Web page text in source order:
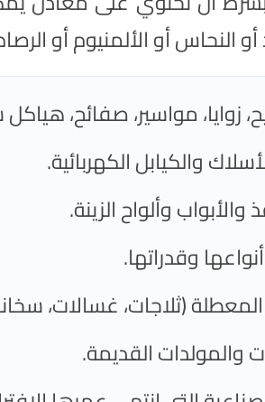
النحاس أو الألمنيوم أو
زوايا، مواسير، صفائح، هياكل
والكيابل الكهربائية.
وألواح الزينة.
وقدراتها.
المعطلة (ثلاجات، غسالات،
والمولدات القديمة.